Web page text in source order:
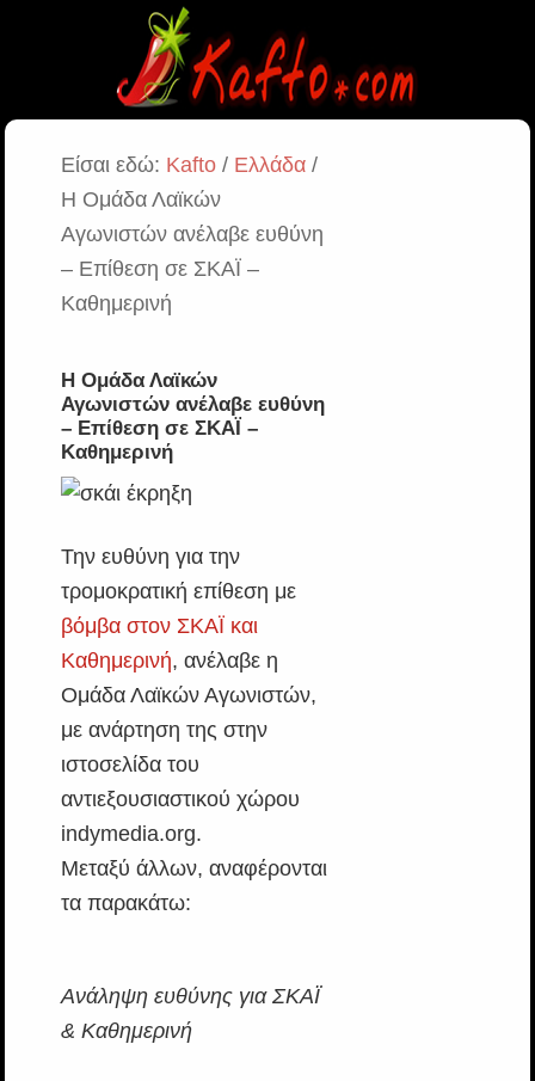
Είσαι εδώ: Kafto/ Ελλάδα/
Η Ομάδα Λαϊκών
Αγωνιστών ανέλαβε ευθύνη
– Επίθεση σε ΣΚΑΪ –
Καθημερινή
Η Ομάδα Λαϊκών
Αγωνιστών ανέλαβε ευθύνη
– Επίθεση σε ΣΚΑΪ –
Καθημερινή
Την ευθύνη για την
τρομοκρατική επίθεση με
βόμβα στον ΣΚΑΪ και
Καθημερινή, ανέλαβε η
Ομάδα Λαϊκών Αγωνιστών,
με ανάρτηση της στην
ιστοσελίδα του
αντιεξουσιαστικού χώρου
indymedia.org.
Μεταξύ άλλων, αναφέρονται
τα παρακάτω:
Ανάληψη ευθύνης για ΣΚΑΪ
& Καθημερινή